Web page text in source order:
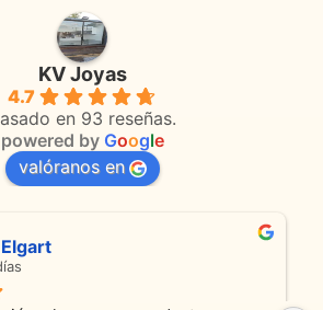
KV Joyas
4.7
en 93 reseñas.
powered by Google
valóranos en